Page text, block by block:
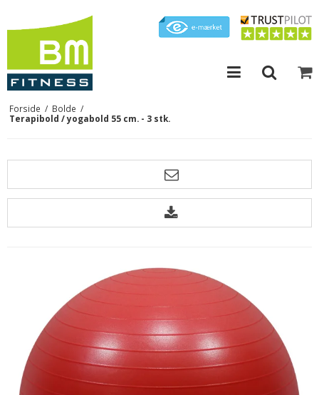
Forside / Bolde /
Terapibold / yogabold 55 cm. - 3 stk.